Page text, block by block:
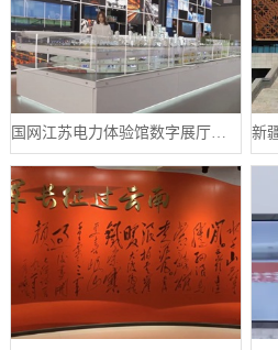
国网江苏电力体验馆数字展厅案例